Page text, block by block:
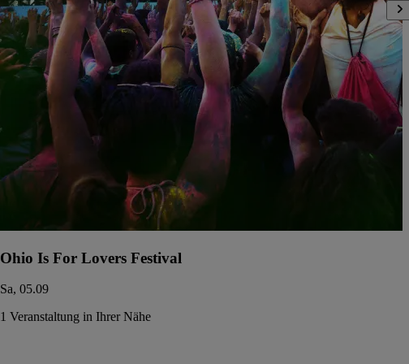
Ohio Is For Lovers Festival
Sa, 05.09
1 Veranstaltung in Ihrer Nähe